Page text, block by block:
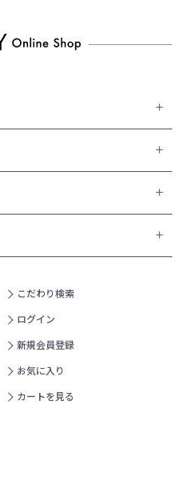
こだわり検索
ログイン
新規会員登録
お気に入り
カートを見る